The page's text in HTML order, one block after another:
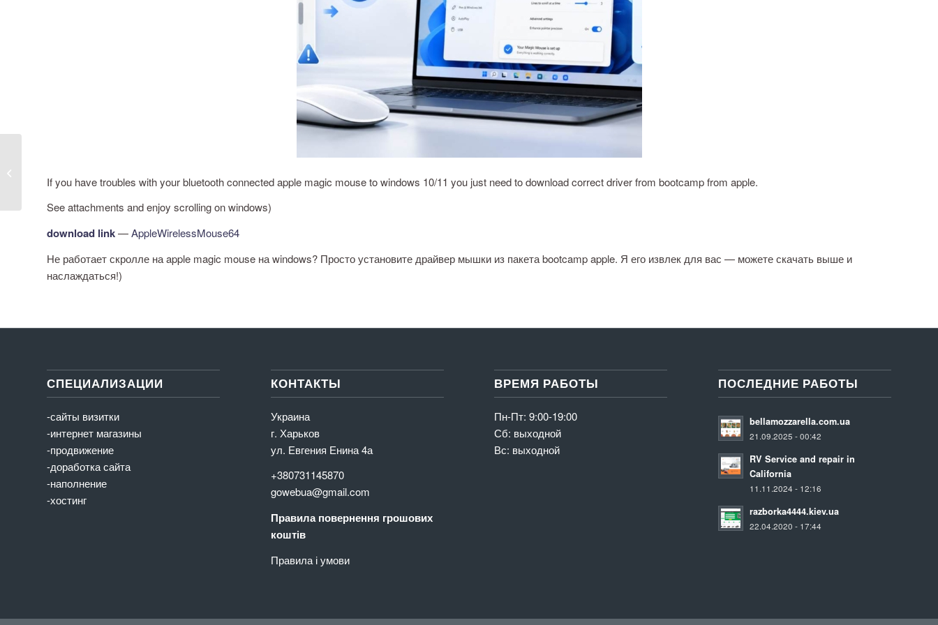
If you have troubles with your bluetooth connected apple magic mouse to windows 10/11 you just need to download correct driver from bootcamp from apple.
See attachments and enjoy scrolling on windows)
download link—AppleWirelessMouse64
Не работает скролле на apple magic mouse на windows? Просто установите драйвер мышки из пакета bootcamp apple. Я его извлек для вас — можете скачать выше и
наслаждаться!)
СПЕЦИАЛИЗАЦИИ
-сайты визитки
-интернет магазины
-продвижение
-доработка сайта
-наполнение
-хостинг
КОНТАКТЫ
Украина
г. Харьков
ул. Евгения Енина 4а
+380731145870
gowebua@gmail.com
Правила повернення грошових
коштів
Правила і умови
ВРЕМЯ РАБОТЫ
Пн-Пт: 9:00-19:00
Сб: выходной
Вс: выходной
ПОСЛЕДНИЕ РАБОТЫ
bellamozzarella.com.ua
21.09.2025 - 00:42
RV Service and repair in
California
11.11.2024 - 12:16
razborka4444.kiev.ua
22.04.2020 - 17:44
WordPress?